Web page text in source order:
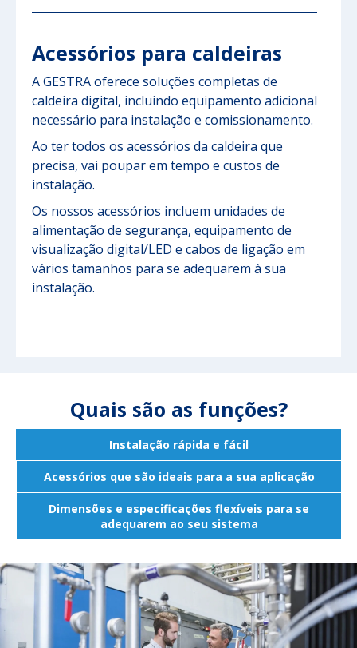
Acessórios para caldeiras
A GESTRA oferece soluções completas de
caldeira digital, incluindo equipamento adicional
necessário para instalação e comissionamento.
Ao ter todos os acessórios da caldeira que
precisa, vai poupar em tempo e custos de
instalação.
Os nossos acessórios incluem unidades de
alimentação de segurança, equipamento de
visualização digital/LED e cabos de ligação em
vários tamanhos para se adequarem à sua
instalação.
Quais são as funções?
Instalação rápida e fácil
Acessórios que são ideais para a sua aplicação
Dimensões e especificações flexíveis para se
adequarem ao seu sistema